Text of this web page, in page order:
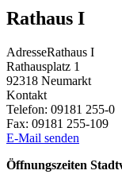
Rathaus I
AdresseRathaus I
Rathausplatz 1
92318 Neumarkt
Kontakt
Telefon: 09181 255-0
Fax: 09181 255-109
E-Mail senden
Öffnungszeiten